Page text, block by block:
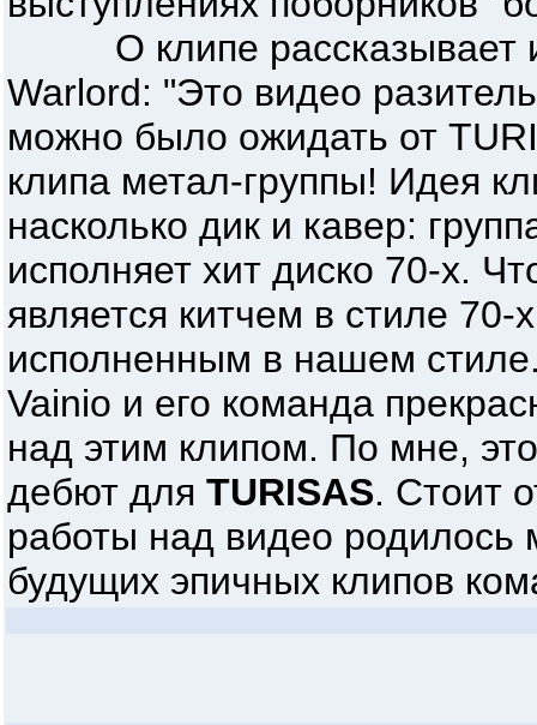
О клипе рассказывает
Warlord: "Это видео
можно было ожидать от
клипа метал-группы! Идея
насколько дик и кавер:
исполняет хит диско 70-х.
является китчем в стиле
исполненным в нашем
Vainio и его команда
над этим клипом. По мне,
дебют для TURISAS. Стоит
работы над видео родилось
будущих эпичных клипов